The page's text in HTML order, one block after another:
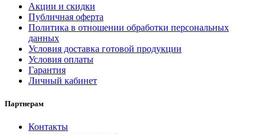
Акции и скидки
Публичная оферта
Политика в отношении обработки персональных
данных
Условия доставка готовой продукции
Условия оплаты
Гарантия
Личный кабинет
Партнерам
Контакты